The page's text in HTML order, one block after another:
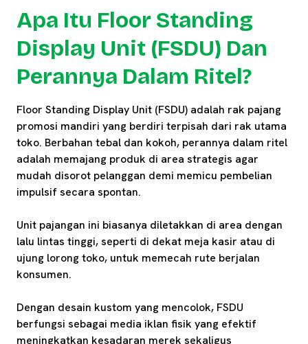
Apa Itu Floor Standing
Display Unit (FSDU) Dan
Perannya Dalam Ritel?
Floor Standing Display Unit (FSDU) adalah rak pajang
promosi mandiri yang berdiri terpisah dari rak utama
toko. Berbahan tebal dan kokoh, perannya dalam ritel
adalah memajang produk di area strategis agar
mudah disorot pelanggan demi memicu pembelian
impulsif secara spontan.
Unit pajangan ini biasanya diletakkan di area dengan
lalu lintas tinggi, seperti di dekat meja kasir atau di
ujung lorong toko, untuk memecah rute berjalan
konsumen.
Dengan desain kustom yang mencolok, FSDU
berfungsi sebagai media iklan fisik yang efektif
meningkatkan kesadaran merek sekaligus